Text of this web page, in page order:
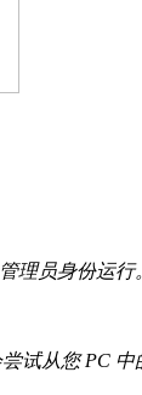
理员身份运行
试从您 PC 中